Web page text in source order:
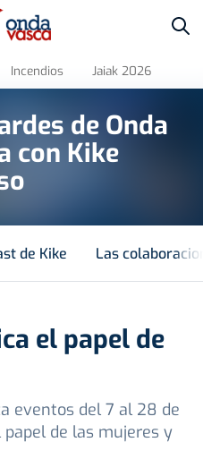
Incendios Jaiak 2026
de Onda
con Kike
de Kike Las
el papel de
eventos del 7 al 28 de
de las mujeres y